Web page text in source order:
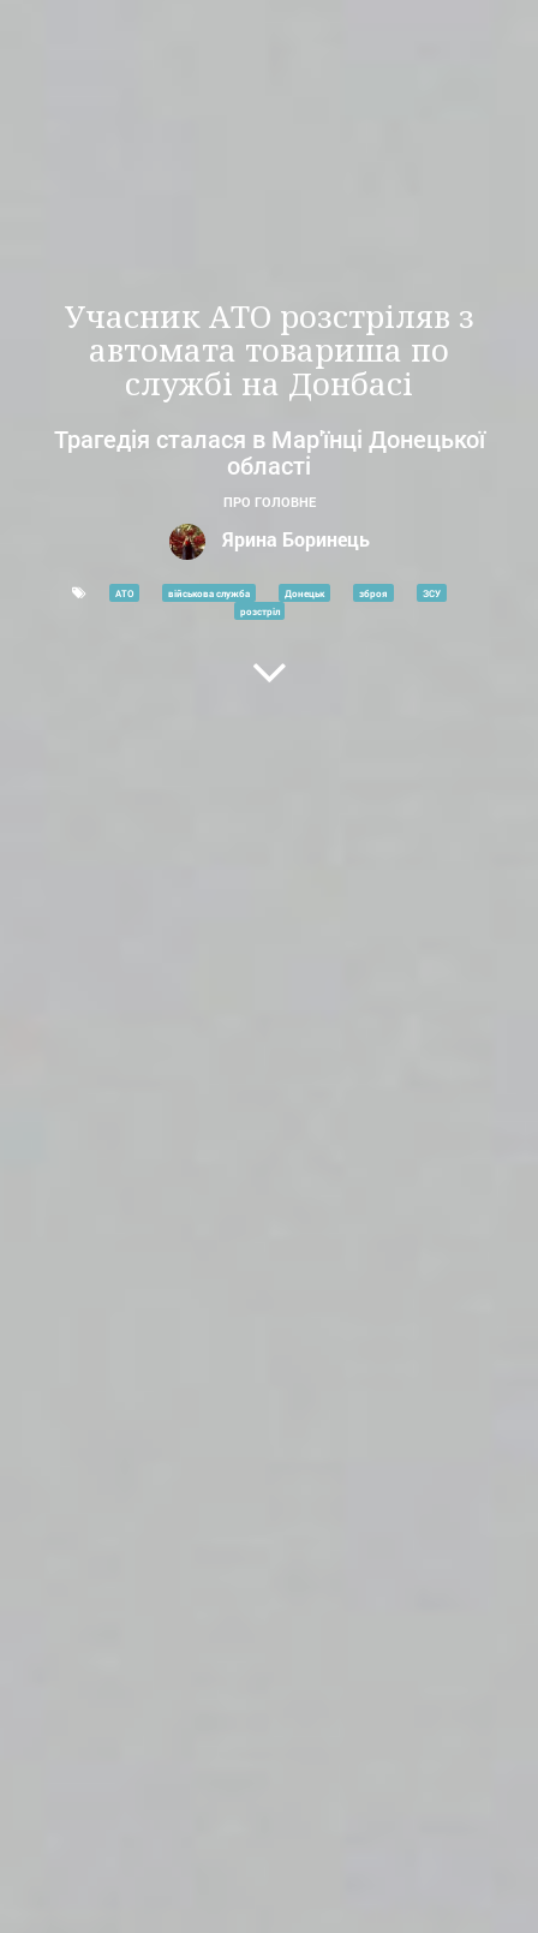
Учасник АТО розстріляв з
автомата товариша по
службі на Донбасі
Трагедія сталася в Мар'їнці Донецької
області
ПРО ГОЛОВНЕ
Ярина Боринець
АТО військова служба Донецьк зброя
ЗСУ
розстріл